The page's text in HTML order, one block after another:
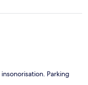
Parking